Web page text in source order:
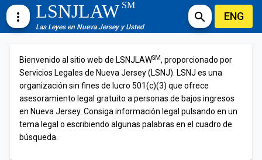
more_vert LSNJLAWSM
Las Leyes en Nueva Jersey y Usted
search ENG
Bienvenido al sitio web de LSNJLAWSM, proporcionado por
Servicios Legales de Nueva Jersey (LSNJ). LSNJ es una
organización sin fines de lucro 501(c)(3) que ofrece
asesoramiento legal gratuito a personas de bajos ingresos
en Nueva Jersey. Consiga información legal pulsando en un
tema legal o escribiendo algunas palabras en el cuadro de
búsqueda.